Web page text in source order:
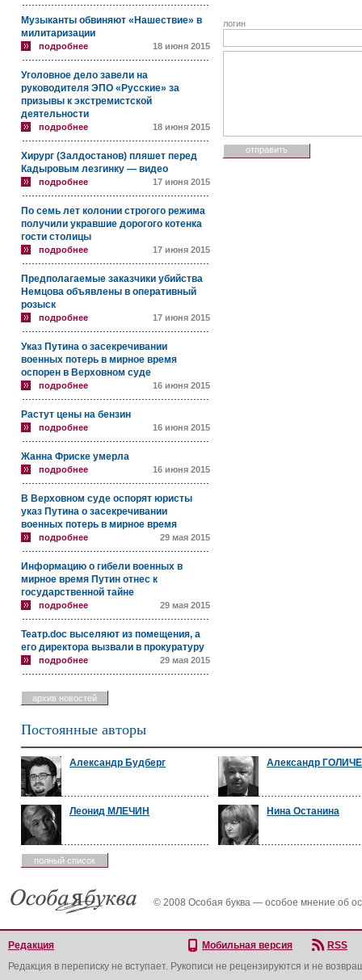
Музыканты обвиняют «Нашествие» в
милитаризации
подробнее 18 июня 2015
Уголовное дело завели на
руководителя ЭПО «Русские» за
призывы к экстремистской
деятельности
подробнее 18 июня 2015
Хирург (Залдостанов) пляшет перед
Кадыровым лезгинку — видео
подробнее 17 июня 2015
По семь лет колонии строгого режима
получили укравшие дорогого котенка
гости столицы
подробнее 17 июня 2015
Предполагаемые заказчики убийства
Немцова объявлены в оперативный
розыск
подробнее 17 июня 2015
Указ Путина о засекречивании
военных потерь в мирное время
оспорен в Верховном суде
подробнее 16 июня 2015
Растут цены на бензин
подробнее 16 июня 2015
Жанна Фриске умерла
подробнее 16 июня 2015
В Верховном суде оспорят юристы
указ Путина о засекречивании
военных потерь в мирное время
подробнее 29 мая 2015
Информацию о гибели военных в
мирное время Путин отнес к
государственной тайне
подробнее 29 мая 2015
Театр.doc выселяют из помещения, а
его директора вызвали в прокуратуру
подробнее 29 мая 2015
архив новостей
логин
Постоянные авторы
Александр Будберг Александр
Леонид МЛЕЧИН Нина Останина
полный список
© 2008 Особая буква — особое мнение об
Редакция Мобильная версия
RSS
Редакция в переписку не вступает. Рукописи не рецензируются и не